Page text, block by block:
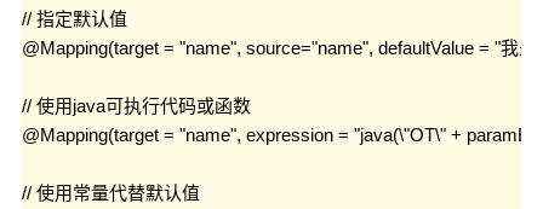
// 指定默认值
@Mapping(target = "name", source="name", defaultValue = "我
// 使用java可执行代码或函数
@Mapping(target = "name", expression = "java(\"OT\" +
// 使用常量代替默认值